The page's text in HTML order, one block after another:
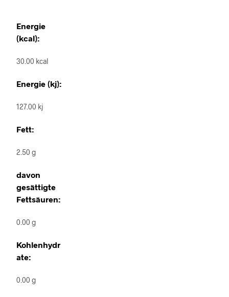
Energie
(kcal):
30.00 kcal
Energie (kj):
127.00 kj
Fett:
2.50 g
davon
gesättigte
Fettsäuren:
0.00 g
Kohlenhydr
ate:
0.00 g